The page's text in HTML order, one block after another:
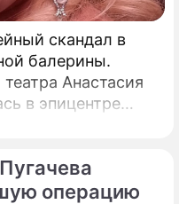
скандал в
балерины.
Анастасия
в эпицентре
который на этот
операцию